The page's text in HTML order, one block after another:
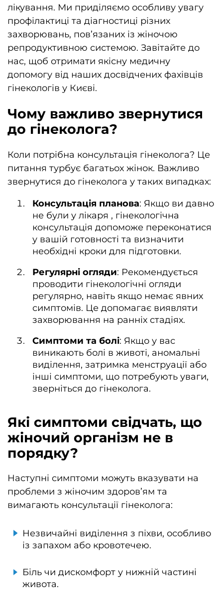
лікування. Ми приділяємо особливу увагу
профілактиці та діагностиці різних
захворювань, пов’язаних із жіночою
репродуктивною системою. Завітайте до
нас, щоб отримати якісну медичну
допомогу від наших досвідчених фахівців
гінекологів у Києві.
Чому важливо звернутися
до гінеколога?
Коли потрібна консультація гінеколога? Це
питання турбує багатьох жінок. Важливо
звернутися до гінеколога у таких випадках:
Консультація планова: Якщо ви давно
не були у лікаря , гінекологічна
консультація допоможе переконатися
у вашій готовності та визначити
необхідні кроки для підготовки.
Регулярні огляди: Рекомендується
проводити гінекологічні огляди
регулярно, навіть якщо немає явних
симптомів. Це допомагає виявляти
захворювання на ранніх стадіях.
Симптоми та болі: Якщо у вас
виникають болі в животі, аномальні
виділення, затримка менструації або
інші симптоми, що потребують уваги,
зверніться до гінеколога.
Які симптоми свідчать, що
жіночий організм не в
порядку?
Наступні симптоми можуть вказувати на
проблеми з жіночим здоров’ям та
вимагають консультації гінеколога:
Незвичайні виділення з піхви, особливо
із запахом або кровотечею.
Біль чи дискомфорт у нижній частині
живота.